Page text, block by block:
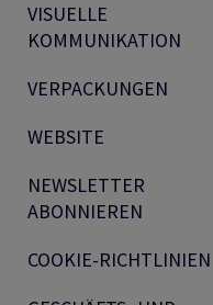
VISUELLE
KOMMUNIKATION
VERPACKUNGEN
WEBSITE
NEWSLETTER
ABONNIEREN
COOKIE-RICHTLINIEN